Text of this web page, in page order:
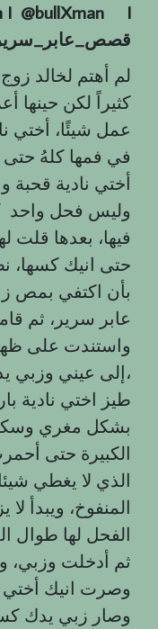
I @bullXman
I
قصص عابر
لم أهتم لخالد
كثيراً لكن حينها
عمل شيئًا، أختي
في فمها كلهُ حتى
أختي نادية قحبة
وليس فحل واحد
فيها، بعدها قلت
حتى انيك
بأن اكتفي
عابر سرير، ثم
واستندت على ظهر
إلى عيني وزبي
بشكل مغري
الكبيرة حتى
الذي لا يغطي
المنفوخ، ويبدأ
الفحل لها طوال
ثم أدخلت
وصرت انيك أختي
وصار زبي يدك